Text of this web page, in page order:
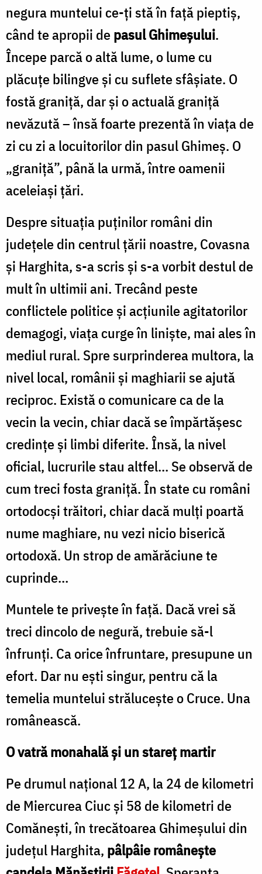
negura muntelui ce-ţi stă în faţă pieptiș,
când te apropii depasul Ghimeşului.
Începe parcă o altă lume, o lume cu
plăcuţe bilingve şi cu suflete sfâşiate. O
fostă graniţă, dar şi o actuală graniţă
nevăzută – însă foarte prezentă în viaţa de
zi cu zi a locuitorilor din pasul Ghimeş. O
„graniţă”, până la urmă, între oamenii
aceleiaşi ţări.
Despre situaţia puţinilor români din
judeţele din centrul ţării noastre, Covasna
şi Harghita, s-a scris şi s-a vorbit destul de
mult în ultimii ani. Trecând peste
conflictele politice şi acţiunile agitatorilor
demagogi, viaţa curge în linişte, mai ales în
mediul rural. Spre surprinderea multora, la
nivel local, românii şi maghiarii se ajută
reciproc. Există o comunicare ca de la
vecin la vecin, chiar dacă se împărtăşesc
credinţe şi limbi diferite. Însă, la nivel
oficial, lucrurile stau altfel… Se observă de
cum treci fosta graniţă. În state cu români
ortodocşi trăitori, chiar dacă mulţi poartă
nume maghiare, nu vezi nicio biserică
ortodoxă. Un strop de amărăciune te
cuprinde…
Muntele te priveşte în faţă. Dacă vrei să
treci dincolo de negură, trebuie să-l
înfrunţi. Ca orice înfruntare, presupune un
efort. Dar nu eşti singur, pentru că la
temelia muntelui străluceşte o Cruce. Una
românească.
O vatră monahală şi un stareţ martir
Pe drumul național 12 A, la 24 de kilometri
de Miercurea Ciuc şi 58 de kilometri de
Comănești, în trecătoarea Ghimeşului din
judeţul Harghita, pâlpâie româneşte